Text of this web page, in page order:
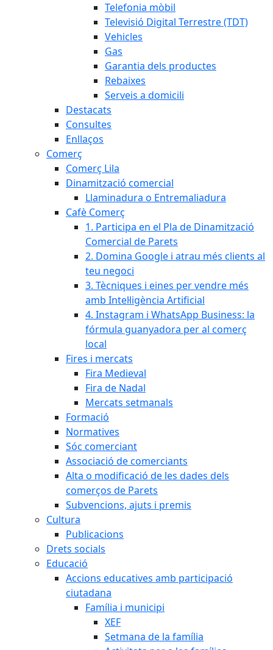
Telefonia mòbil
Televisió Digital Terrestre (TDT)
Vehicles
Gas
Garantia dels productes
Rebaixes
Serveis a domicili
Destacats
Consultes
Enllaços
Comerç
Comerç Lila
Dinamització comercial
Llaminadura o Entremaliadura
Cafè Comerç
1. Participa en el Pla de Dinamització
Comercial de Parets
2. Domina Google i atrau més clients al
teu negoci
3. Tècniques i eines per vendre més
amb Intel·ligència Artificial
4. Instagram i WhatsApp Business: la
fórmula guanyadora per al comerç
local
Fires i mercats
Fira Medieval
Fira de Nadal
Mercats setmanals
Formació
Normatives
Sóc comerciant
Associació de comerciants
Alta o modificació de les dades dels
comerços de Parets
Subvencions, ajuts i premis
Cultura
Publicacions
Drets socials
Educació
Accions educatives amb participació
ciutadana
Família i municipi
XEF
Setmana de la família